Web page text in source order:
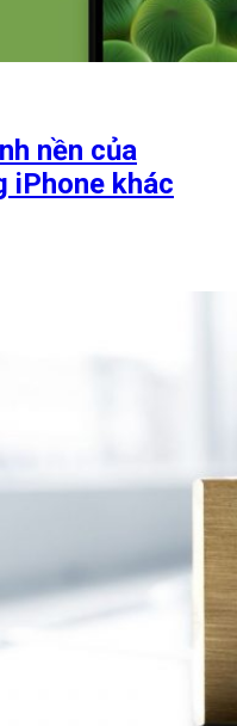
nền của
iPhone khác